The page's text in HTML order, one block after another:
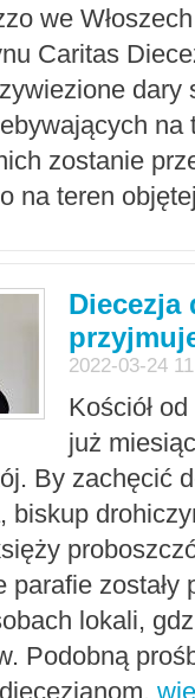
we
Caritas
dary
na
zostanie
na teren
Diecezja
2022-03-24
Kościół
już
By zachęcić
biskup
zostały
lokali,
Podobną